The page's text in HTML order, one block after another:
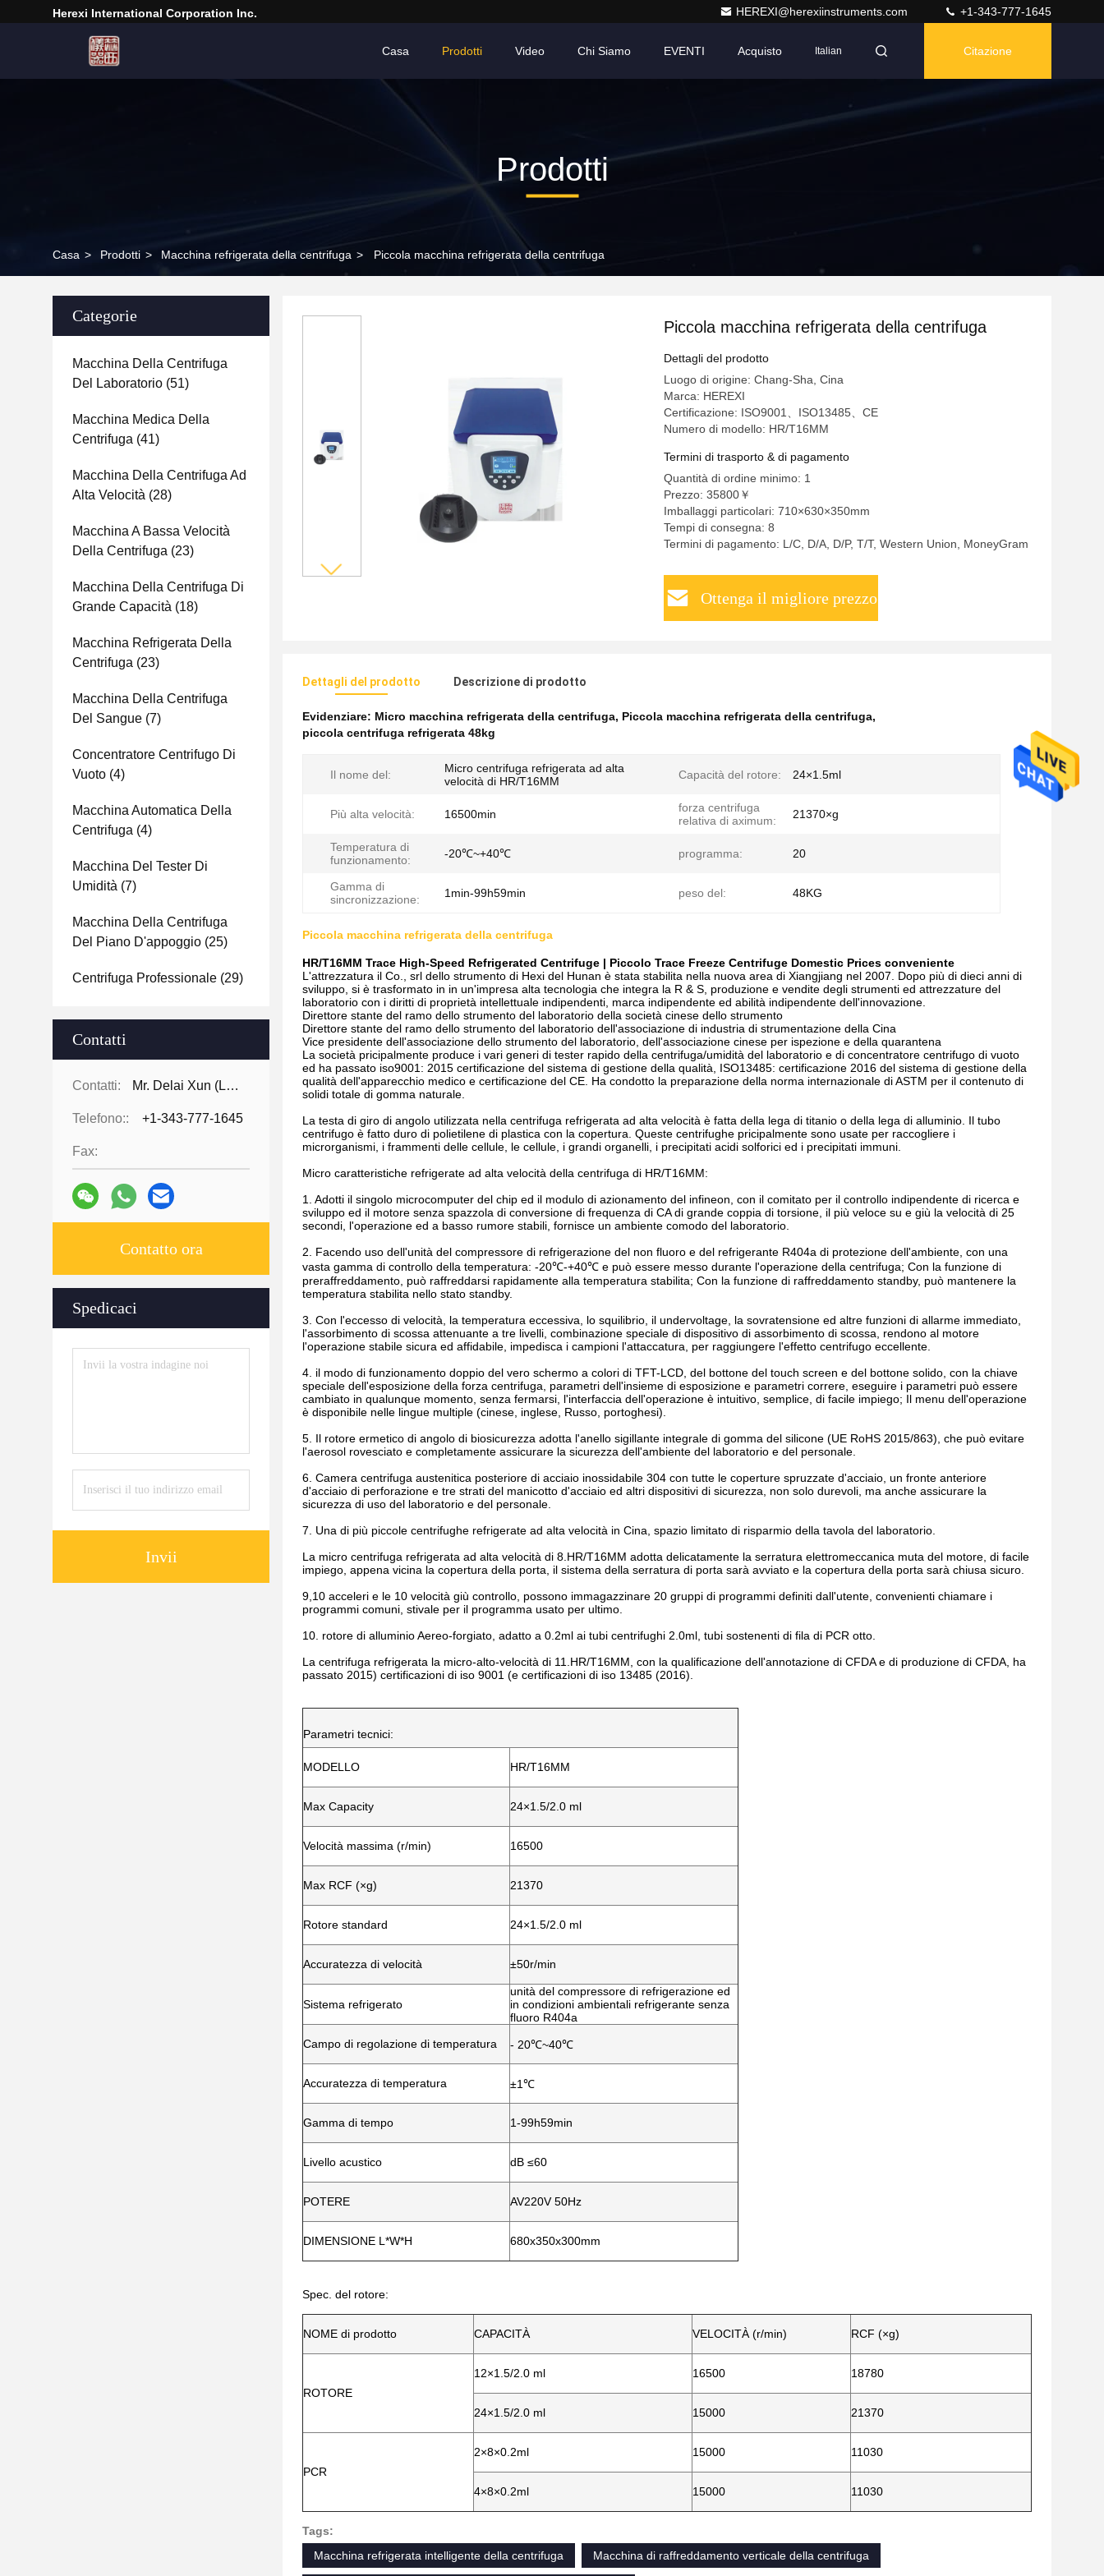
Herexi International Corporation Inc. HEREXI@herexiinstruments.com +1-343-777-1645
Casa Prodotti Video Chi Siamo EVENTI Acquisto Italian Citazione
Prodotti
Casa > Prodotti > Macchina refrigerata della centrifuga > Piccola macchina refrigerata della centrifuga
Categorie
Macchina Della Centrifuga
Del Laboratorio (51)
Macchina Medica Della
Centrifuga (41)
Macchina Della Centrifuga Ad
Alta Velocità (28)
Macchina A Bassa Velocità
Della Centrifuga (23)
Macchina Della Centrifuga Di
Grande Capacità (18)
Macchina Refrigerata Della
Centrifuga (23)
Macchina Della Centrifuga
Del Sangue (7)
Concentratore Centrifugo Di
Vuoto (4)
Macchina Automatica Della
Centrifuga (4)
Macchina Del Tester Di
Umidità (7)
Macchina Della Centrifuga
Del Piano D'appoggio (25)
Centrifuga Professionale (29)
Contatti
Contatti: Mr. Delai Xun (Leo)
Telefono:: +1-343-777-1645
Fax:
Contatto ora
Spedicaci
Invii
Piccola macchina refrigerata della centrifuga
Dettagli del prodotto
Luogo di origine: Chang-Sha, Cina
Marca: HEREXI
Certificazione: ISO9001、ISO13485、CE
Numero di modello: HR/T16MM
Termini di trasporto & di pagamento
Quantità di ordine minimo: 1
Prezzo: 35800￥
Imballaggi particolari: 710×630×350mm
Tempi di consegna: 8
Termini di pagamento: L/C, D/A, D/P, T/T, Western Union, MoneyGram
Ottenga il migliore prezzo
Dettagli del prodotto Descrizione di prodotto
Evidenziare: Micro macchina refrigerata della centrifuga, Piccola macchina refrigerata della centrifuga,
piccola centrifuga refrigerata 48kg
Il nome del:
Micro centrifuga refrigerata ad alta
velocità di HR/T16MM
Capacità del rotore: 24×1.5ml
Più alta velocità: 16500min
forza centrifuga
relativa di aximum:
21370×g
Temperatura di
funzionamento:
-20℃~+40℃ programma: 20
Gamma di
sincronizzazione:
1min-99h59min peso del: 48KG
Piccola macchina refrigerata della centrifuga
HR/T16MM Trace High-Speed Refrigerated Centrifuge | Piccolo Trace Freeze Centrifuge Domestic Prices conveniente
L'attrezzatura il Co., srl dello strumento di Hexi del Hunan è stata stabilita nella nuova area di Xiangjiang nel 2007. Dopo più di dieci anni di
sviluppo, si è trasformato in in un'impresa alta tecnologia che integra la R & S, produzione e vendite degli strumenti ed attrezzature del
laboratorio con i diritti di proprietà intellettuale indipendenti, marca indipendente ed abilità indipendente dell'innovazione.
Direttore stante del ramo dello strumento del laboratorio della società cinese dello strumento
Direttore stante del ramo dello strumento del laboratorio dell'associazione di industria di strumentazione della Cina
Vice presidente dell'associazione dello strumento del laboratorio, dell'associazione cinese per ispezione e della quarantena
La società pricipalmente produce i vari generi di tester rapido della centrifuga/umidità del laboratorio e di concentratore centrifugo di vuoto
ed ha passato iso9001: 2015 certificazione del sistema di gestione della qualità, ISO13485: certificazione 2016 del sistema di gestione della
qualità dell'apparecchio medico e certificazione del CE. Ha condotto la preparazione della norma internazionale di ASTM per il contenuto di
solidi totale di gomma naturale.
La testa di giro di angolo utilizzata nella centrifuga refrigerata ad alta velocità è fatta della lega di titanio o della lega di alluminio. Il tubo
centrifugo è fatto duro di polietilene di plastica con la copertura. Queste centrifughe pricipalmente sono usate per raccogliere i
microrganismi, i frammenti delle cellule, le cellule, i grandi organelli, i precipitati acidi solforici ed i precipitati immuni.
Micro caratteristiche refrigerate ad alta velocità della centrifuga di HR/T16MM:
1. Adotti il singolo microcomputer del chip ed il modulo di azionamento del infineon, con il comitato per il controllo indipendente di ricerca e
sviluppo ed il motore senza spazzola di conversione di frequenza di CA di grande coppia di torsione, il più veloce su e giù la velocità di 25
secondi, l'operazione ed a basso rumore stabili, fornisce un ambiente comodo del laboratorio.
2. Facendo uso dell'unità del compressore di refrigerazione del non fluoro e del refrigerante R404a di protezione dell'ambiente, con una
vasta gamma di controllo della temperatura: -20℃-+40℃ e può essere messo durante l'operazione della centrifuga; Con la funzione di
preraffreddamento, può raffreddarsi rapidamente alla temperatura stabilita; Con la funzione di raffreddamento standby, può mantenere la
temperatura stabilita nello stato standby.
3. Con l'eccesso di velocità, la temperatura eccessiva, lo squilibrio, il undervoltage, la sovratensione ed altre funzioni di allarme immediato,
l'assorbimento di scossa attenuante a tre livelli, combinazione speciale di dispositivo di assorbimento di scossa, rendono al motore
l'operazione stabile sicura ed affidabile, impedisca i campioni l'attaccatura, per raggiungere l'effetto centrifugo eccellente.
4. il modo di funzionamento doppio del vero schermo a colori di TFT-LCD, del bottone del touch screen e del bottone solido, con la chiave
speciale dell'esposizione della forza centrifuga, parametri dell'insieme di esposizione e parametri correre, eseguire i parametri può essere
cambiato in qualunque momento, senza fermarsi, l'interfaccia dell'operazione è intuitivo, semplice, di facile impiego; Il menu dell'operazione
è disponibile nelle lingue multiple (cinese, inglese, Russo, portoghesi).
5. Il rotore ermetico di angolo di biosicurezza adotta l'anello sigillante integrale di gomma del silicone (UE RoHS 2015/863), che può evitare
l'aerosol rovesciato e completamente assicurare la sicurezza dell'ambiente del laboratorio e del personale.
6. Camera centrifuga austenitica posteriore di acciaio inossidabile 304 con tutte le coperture spruzzate d'acciaio, un fronte anteriore
d'acciaio di perforazione e tre strati del manicotto d'acciaio ed altri dispositivi di sicurezza, non solo durevoli, ma anche assicurare la
sicurezza di uso del laboratorio e del personale.
7. Una di più piccole centrifughe refrigerate ad alta velocità in Cina, spazio limitato di risparmio della tavola del laboratorio.
La micro centrifuga refrigerata ad alta velocità di 8.HR/T16MM adotta delicatamente la serratura elettromeccanica muta del motore, di facile
impiego, appena vicina la copertura della porta, il sistema della serratura di porta sarà avviato e la copertura della porta sarà chiusa sicuro.
9,10 acceleri e le 10 velocità giù controllo, possono immagazzinare 20 gruppi di programmi definiti dall'utente, convenienti chiamare i
programmi comuni, stivale per il programma usato per ultimo.
10. rotore di alluminio Aereo-forgiato, adatto a 0.2ml ai tubi centrifughi 2.0ml, tubi sostenenti di fila di PCR otto.
La centrifuga refrigerata la micro-alto-velocità di 11.HR/T16MM, con la qualificazione dell'annotazione di CFDA e di produzione di CFDA, ha
passato 2015) certificazioni di iso 9001 (e certificazioni di iso 13485 (2016).
Parametri tecnici:
MODELLO HR/T16MM
Max Capacity 24×1.5/2.0 ml
Velocità massima (r/min) 16500
Max RCF (×g) 21370
Rotore standard 24×1.5/2.0 ml
Accuratezza di velocità ±50r/min
Sistema refrigerato
unità del compressore di refrigerazione ed
in condizioni ambientali refrigerante senza
fluoro R404a
Campo di regolazione di temperatura
- 20℃~40℃
Accuratezza di temperatura ±1℃
Gamma di tempo 1-99h59min
Livello acustico dB ≤60
POTERE AV220V 50Hz
DIMENSIONE L*W*H 680x350x300mm
Spec. del rotore:
NOME di prodotto CAPACITÀ VELOCITÀ (r/min) RCF (×g)
ROTORE
12×1.5/2.0 ml 16500 18780
24×1.5/2.0 ml 15000 21370
PCR
2×8×0.2ml 15000 11030
4×8×0.2ml 15000 11030
Tags:
Macchina refrigerata intelligente della centrifuga
Macchina di raffreddamento verticale della centrifuga